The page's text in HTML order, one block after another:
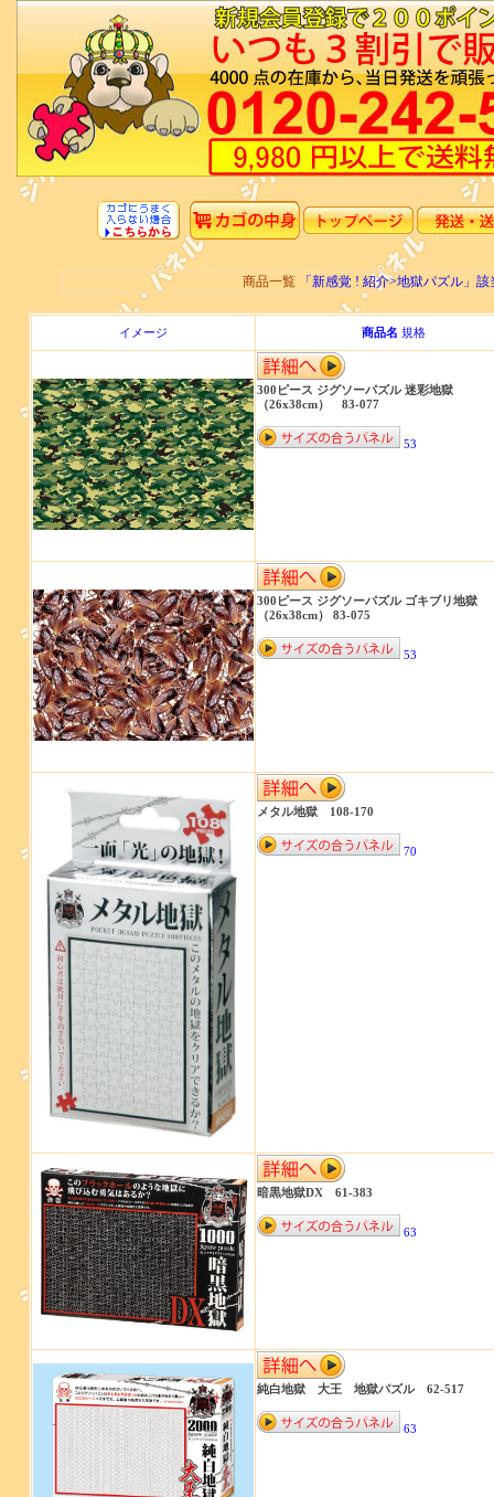
商品一覧 「新感覚 ! 紹介>地獄パズル」
イメージ 商品名 規格
300ピース ジグソーパズル 迷彩地獄
（26x38cm） 83-077
53
300ピース ジグソーパズル ゴキブリ地獄
（26x38cm） 83-075
53
メタル地獄 108-170
70
暗黒地獄DX 61-383
63
純白地獄 大王 地獄パズル 62-517
63